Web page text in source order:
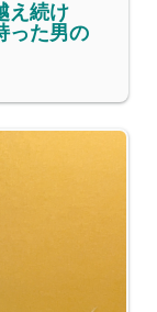
え続け
った男の